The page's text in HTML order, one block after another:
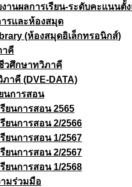
งานผลการเรียน-ระดับคะแนนตั้
รเเละห้องสมุด
(ห้องสมุดอิเล็กทรอนิกส์)
าคี
วศึกษาทวิภาคี
าคี (DVE-DATA)
นการสอน
ยนการสอน 2565
ยนการสอน 2/2566
ยนการสอน 1/2567
ยนการสอน 2/2567
ยนการสอน 1/2568
ามร่วมมือ